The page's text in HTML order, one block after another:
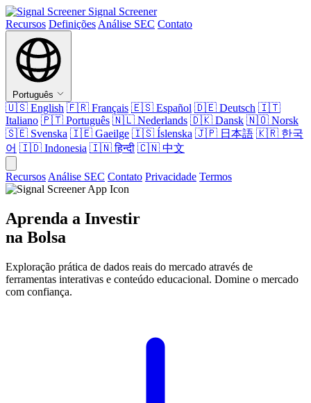
Signal Screener
Recursos Definições Análise SEC Contato
Português
🇺🇸 English 🇫🇷 Français 🇪🇸 Español 🇩🇪 Deutsch 🇮🇹
Italiano 🇵🇹 Português 🇳🇱 Nederlands 🇩🇰 Dansk 🇳🇴 Norsk
🇸🇪 Svenska 🇮🇪 Gaeilge 🇮🇸 Íslenska 🇯🇵 日本語 🇰🇷 한국
어 🇮🇩 Indonesia 🇮🇳हिन्दी 🇨🇳 中文
Recursos Análise SEC Contato Privacidade Termos
Aprenda a Investir
na Bolsa
Exploração prática de dados reais do mercado através de
ferramentas interativas e conteúdo educacional. Domine o mercado
com confiança.